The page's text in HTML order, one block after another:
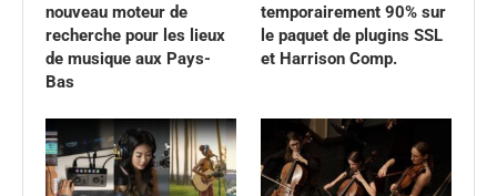
nouveau moteur de
recherche pour les lieux
de musique aux Pays-
Bas
temporairement 90% sur
le paquet de plugins SSL
et Harrison Comp.